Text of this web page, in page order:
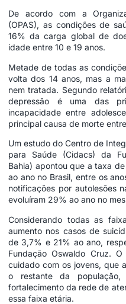
De acordo com a
(OPAS), as condições de
16% da carga global de
idade entre 10 e 19 anos.
Metade de todas as
volta dos 14 anos, mas a
nem tratada. Segundo
depressão é uma das
incapacidade entre
principal causa de morte
Um estudo do Centro de
para Saúde (Cidacs) da
Bahia) apontou que a taxa
ao ano no Brasil, entre os
notificações por autolesões
evoluíram 29% ao ano no
Considerando todas as
aumento nos casos de
de 3,7% e 21% ao ano,
Fundação Oswaldo Cruz.
cuidado com os jovens, que
o restante da população,
fortalecimento da rede de
essa faixa etária.